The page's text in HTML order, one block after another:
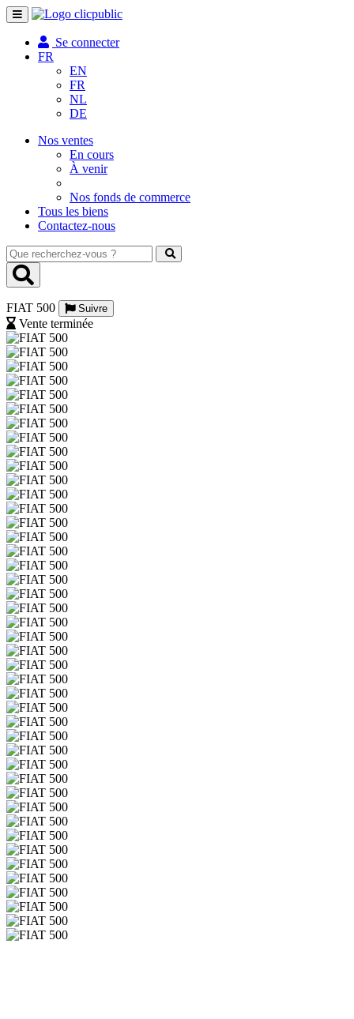
Toggle
navigation
Se connecter
FR
EN
FR
NL
DE
Nos ventes
En cours
À venir
Nos fonds de commerce
Tous les biens
Contactez-nous
Que
recherchez-
vous
FIAT 500
Suivre
Vente terminée